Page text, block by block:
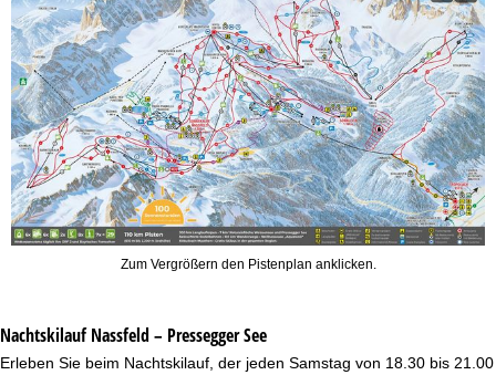
Zum Vergrößern den Pistenplan anklicken.
NachtskilaufNassfeld – Pressegger See
Erleben Sie beim Nachtskilauf, der jeden Samstag von 18.30 bis 21.00